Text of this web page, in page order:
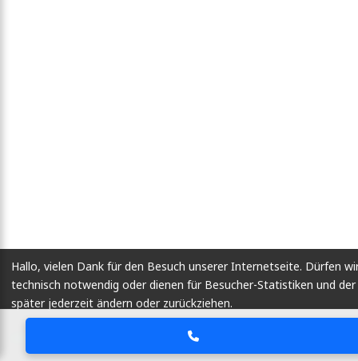
Hallo, vielen Dank für den Besuch unserer Internetseite. Dürfen
technisch notwendig oder dienen für Besucher-Statistiken und
später jederzeit ändern oder zurückziehen.